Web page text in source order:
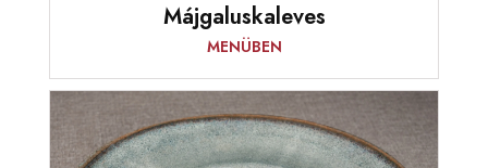
Májgaluskaleves
MENÜBEN